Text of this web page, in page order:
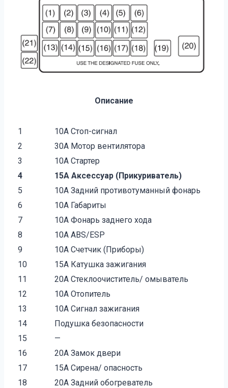
Описание
1
10A Стоп-сигнал
2
30A Мотор вентилятора
3
10A Стартер
4
15A Аксессуар (Прикуриватель)
5
10A Задний противотуманный фонарь
6
10A Габариты
7
10A Фонарь заднего хода
8
10A ABS/ESP
9
10A Счетчик (Приборы)
10
15A Катушка зажигания
11
20A Стеклоочиститель/ омыватель
12
10A Отопитель
13
10A Сигнал зажигания
14
Подушка безопасности
15
—
16
20A Замок двери
17
15A Сирена/ опасность
18
20A Задний обогреватель